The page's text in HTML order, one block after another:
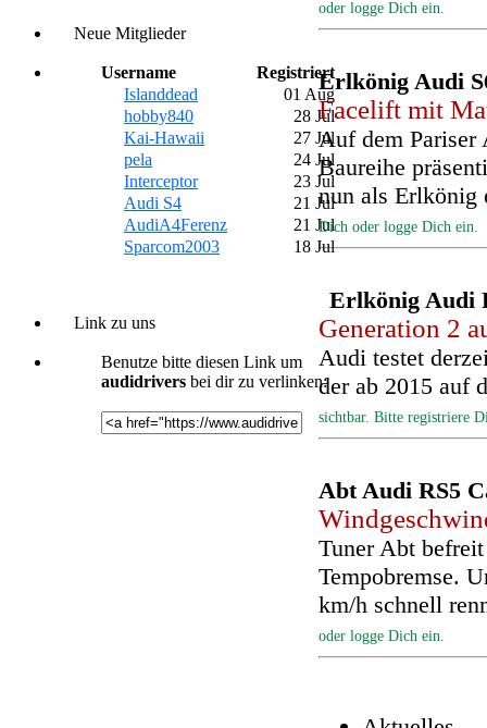
Neue Mitglieder
Username
Registriert
Islanddead
01 Aug
hobby840
28 Jul
Kai-Hawaii
27 Jul
pela
24 Jul
Interceptor
23 Jul
Audi S4
21 Jul
AudiA4Ferenz
21 Jul
Sparcom2003
18 Jul
Link zu uns
Benutze bitte diesen Link um
audidrivers bei dir zu verlinken:
oder logge Dich ein.
Erlkönig Audi
Facelift mit
Auf dem
Baureihe
nun als
Dich oder logge Dich ein.
Erlkönig Audi
Generation 2
Audi testet
sichtbar. Bitte registriere
Abt Audi RS5
Tuner Abt
Tempobremse.
oder logge Dich ein.